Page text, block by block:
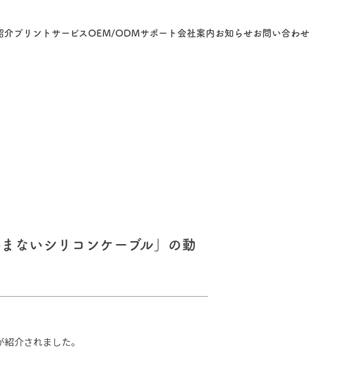
介 プリントサービス OEM/ODMサポート 会社案内 お知らせお問い合わせ
ないシリコンケーブル」の動
介されました。